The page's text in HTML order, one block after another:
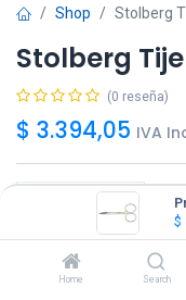
$
Home Search
Shop Stolberg
Stolberg
(0 reseña)
$ 3.394,05 IVA
Agregar